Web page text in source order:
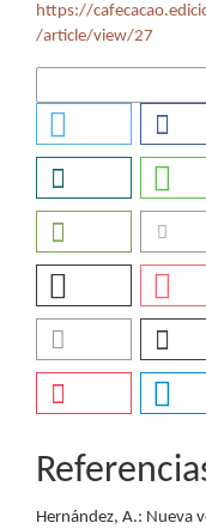
https://
/article/view/27
Hernández, A.: Nueva